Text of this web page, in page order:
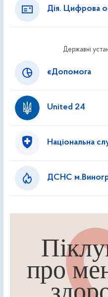
Дія. Цифрова
Державні
єДопомога
United 24
Національна
ДСНС